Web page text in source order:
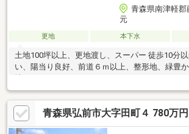
青森県南津軽
元
更地 本下水
土地100坪以上、更地渡し、スーパー 徒歩10分
い、陽当り良好、前道６ｍ以上、整形地、緑豊
青森県弘前市大字田町４ 780万円